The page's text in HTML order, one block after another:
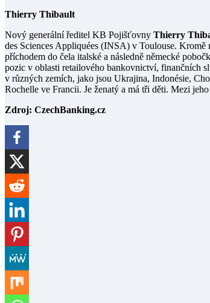
Thierry Thibault
Nový generální ředitel KB Pojišťovny Thierry
des Sciences Appliquées (INSA) v Toulouse.
příchodem do čela italské a následně německé
pozic v oblasti retailového bankovnictví, finančních
v různých zemích, jako jsou Ukrajina, Indonésie,
Rochelle ve Francii. Je ženatý a má tři děti. Mezi
Zdroj: CzechBanking.cz